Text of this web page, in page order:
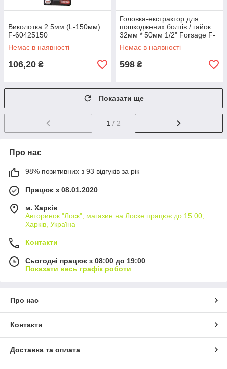
Виколотка 2.5мм (L-150мм)
F-60425150
Немає в наявності
106,20 ₴
Головка-екстрактор для
пошкоджених болтів / гайок
32мм * 50мм 1/2" Forsage F-
90632
Немає в наявності
598 ₴
Показати ще
1 / 2
Про нас
98% позитивних з 93 відгуків за рік
Працює з 08.01.2020
м. Харків
Авторинок "Лоск", магазин на Лоске працює до 15:00,
Харків, Україна
Контакти
Сьогодні працює з 08:00 до 19:00
Показати весь графік роботи
Про нас
Контакти
Доставка та оплата